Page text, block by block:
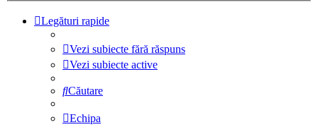
Legături rapide
Vezi subiecte fără răspuns
Vezi subiecte active
Căutare
Echipa